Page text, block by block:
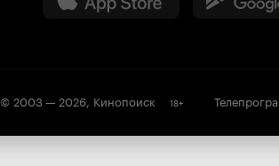
© 2003 — 2026, Кинопоиск 18+